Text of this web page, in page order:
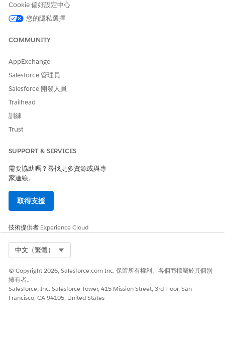
請讓我們知道，以便我們改進！
Cookie 偏好設定中心
您的隱私選擇
COMMUNITY
AppExchange
Salesforce 管理員
Salesforce 開發人員
Trailhead
訓練
Trust
SUPPORT & SERVICES
需要協助嗎？尋找更多資源或與專
家連線。
取得支援
技術提供者 Experience Cloud
中文（繁體）
© Copyright 2026, Salesforce.com Inc. 保留所有權利。各個商標屬於其個別
擁有者。
Salesforce, Inc. Salesforce Tower, 415 Mission Street, 3rd Floor, San
Francisco, CA 94105, United States